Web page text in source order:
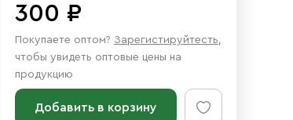
300 ₽
Покупаете оптом? Зарегистируйтесть,
чтобы увидеть оптовые цены на
продукцию
Добавить в корзину